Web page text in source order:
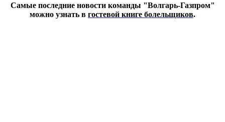
Самые последние новости команды "Волгарь-Газпром"
можно узнать в гостевой книге болельщиков.